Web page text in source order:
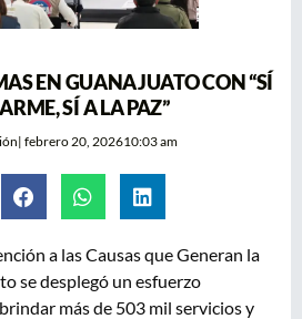
EN GUANAJUATO CON “SÍ
SÍ A LA PAZ”
| febrero 20, 202610:03 am
a las Causas que Generan la
se desplegó un esfuerzo
más de 503 mil servicios y